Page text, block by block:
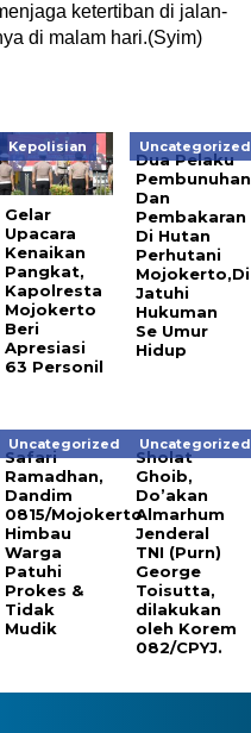
ketertiban di jalan-
di malam hari.(Syim)
Kepolisian
Gelar
Upacara
Kenaikan
Pangkat,
Kapolresta
Mojokerto
Beri
Apresiasi
63 Personil
Uncategorized
Dua Pelaku
Pembunuhan
Dan
Pembakaran
Di Hutan
Perhutani
Mojokerto,Di
Jatuhi
Hukuman
Se Umur
Hidup
Uncategorized
Safari
Ramadhan,
Dandim
0815/Mojokerto
Himbau
Warga
Patuhi
Prokes &
Tidak
Mudik
Uncategorized
Sholat
Ghoib,
Do’akan
Almarhum
Jenderal
TNI (Purn)
George
Toisutta,
dilakukan
oleh Korem
082/CPYJ.